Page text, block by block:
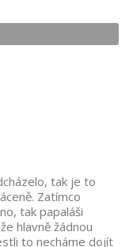
tak je to
Zatímco
tak papaláši
hlavně žádnou
to necháme dojít